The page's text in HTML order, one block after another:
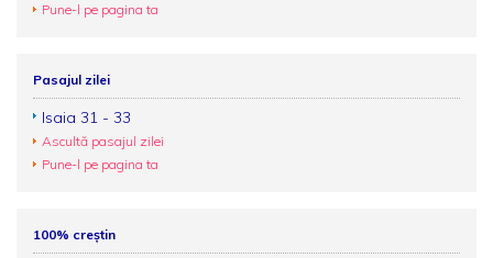
Pune-l pe pagina ta
Pasajul zilei
Isaia 31 - 33
Ascultă pasajul zilei
Pune-l pe pagina ta
100% creștin